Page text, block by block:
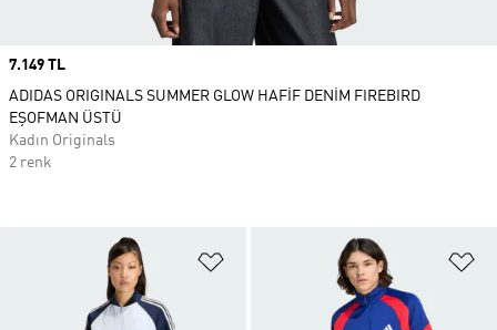
Favori Listesine Ekle
Price
7.149 TL
ADIDAS ORIGINALS SUMMER GLOW HAFİF DENİM FIREBIRD
EŞOFMAN ÜSTÜ
Kadın Originals
2 renk